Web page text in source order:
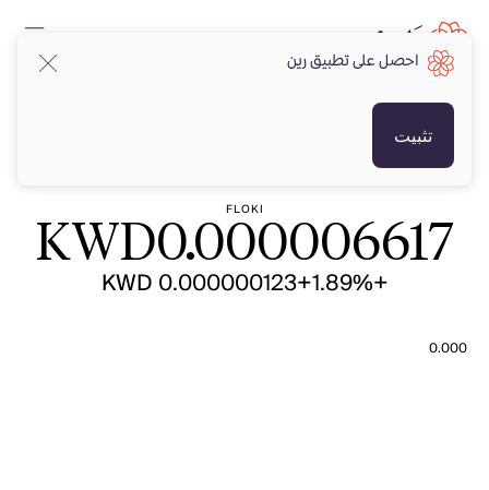
FLOKI
KWD0.000006617
+1.89%
+KWD 0.000000123
0.000
احصل على تطبيق رين
تثبيت